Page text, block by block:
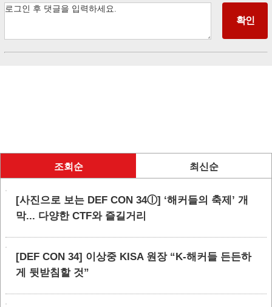
조회순 최신순
[사진으로 보는 DEF CON 34ⓛ] ‘해커들의 축제’ 개
막... 다양한 CTF와 즐길거리
[DEF CON 34] 이상중 KISA 원장 “K-해커들 든든하
게 뒷받침할 것”